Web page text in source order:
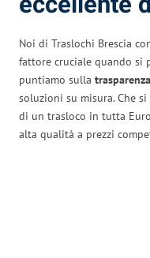
Noi di Traslochi Brescia
fattore cruciale quando si
puntiamo sulla
soluzioni su misura. Che
di un trasloco in tutta
alta qualità a prezzi